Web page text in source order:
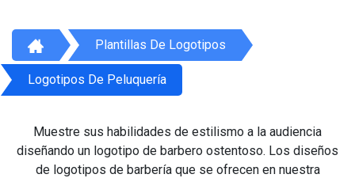
Plantillas De Logotipos
Logotipos De Peluquería
Muestre sus habilidades de estilismo a la audiencia
diseñando un logotipo de barbero ostentoso. Los diseños
de logotipos de barbería que se ofrecen en nuestra